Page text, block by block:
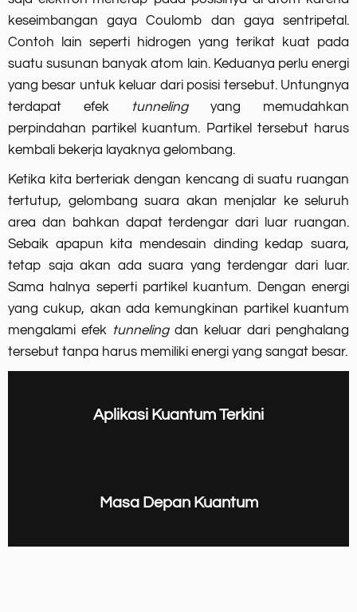
keseimbangan gaya Coulomb dan gaya sentripetal.
Contoh lain seperti hidrogen yang terikat kuat pada
suatu susunan banyak atom lain. Keduanya perlu energi
yang besar untuk keluar dari posisi tersebut. Untungnya
terdapat efek
tunnelingyang memudahkan
perpindahan partikel kuantum. Partikel tersebut harus
kembali bekerja layaknya gelombang.
Ketika kita berteriak dengan kencang di suatu ruangan
tertutup, gelombang suara akan menjalar ke seluruh
area dan bahkan dapat terdengar dari luar ruangan.
Sebaik apapun kita mendesain dinding kedap suara,
tetap saja akan ada suara yang terdengar dari luar.
Sama halnya seperti partikel kuantum. Dengan energi
yang cukup, akan ada kemungkinan partikel kuantum
mengalami efek tunnelingdan keluar dari penghalang
tersebut tanpa harus memiliki energi yang sangat besar.
Aplikasi Kuantum Terkini
Masa Depan Kuantum